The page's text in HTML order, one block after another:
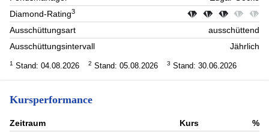
Diamond-Rating3
Ausschüttungsart
ausschüttend
Ausschüttungsintervall
Jährlich
1 Stand: 04.08.2026 2 Stand: 05.08.2026 3 Stand: 30.06.2026
Kursperformance
Zeitraum Kurs
%